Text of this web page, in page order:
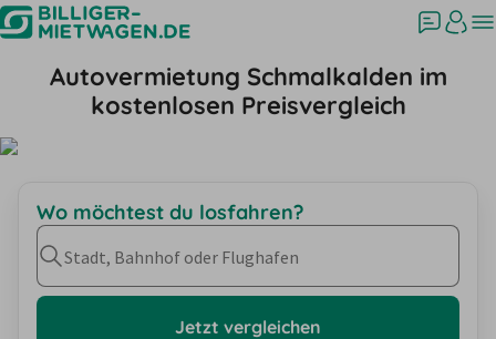
Autovermietung Schmalkalden im
kostenlosen Preisvergleich
Wo möchtest du losfahren?
Stadt, Bahnhof oder Flughafen
Jetzt vergleichen